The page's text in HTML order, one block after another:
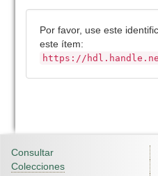
Por favor, use este
este ítem:
https://
Consultar
Colecciones